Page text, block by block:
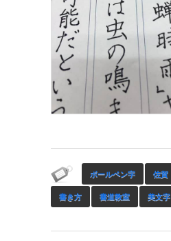
ボールペン字 佐賀
書き方 書道教室 美文字